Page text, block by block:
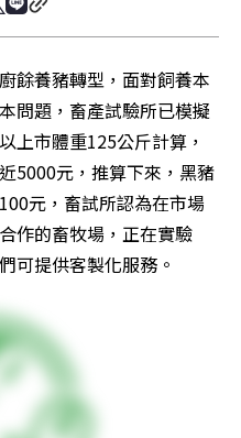
餘養豬轉型，面對飼養本
問題，畜產試驗所已模擬
上市體重125公斤計算，
5000元，推算下來，黑豬
元，畜試所認為在市場
作的畜牧場，正在實驗
可提供客製化服務。